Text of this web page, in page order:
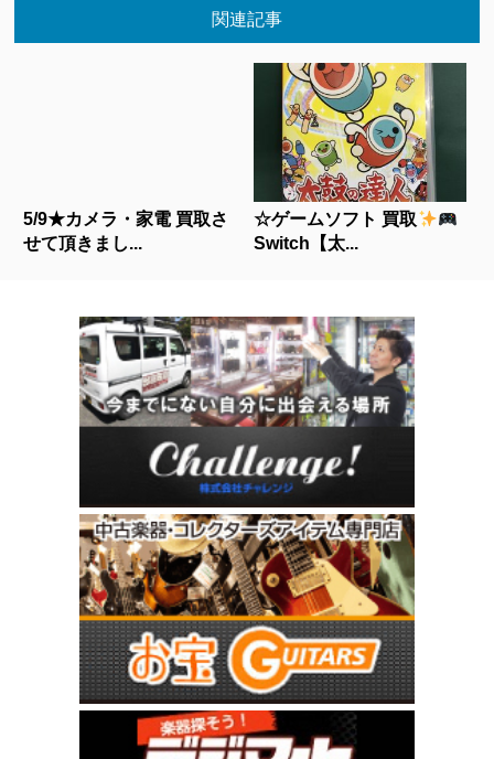
関連記事
5/9★カメラ・家電 買取さ
せて頂きまし...
☆ゲームソフト 買取
Switch【太...